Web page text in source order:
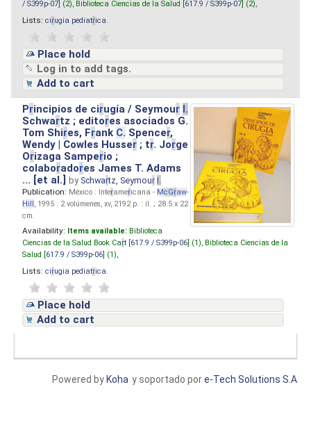
/ S399p-07 ] (2), Biblioteca Ciencias de la Salud [ 617.9 / S399p-07 ] (2),
Lists: cirugia pediatrica
Place hold
Log in to add tags.
Add to cart
Principios de cirugía / Seymour I.
Schwartz ; editores asociados G.
Tom Shires, Frank C. Spencer,
Wendy | Cowles Husser ; tr. Jorge
Orizaga Samperio ;
colaboradores James T. Adams
... [et al.]by Schwartz, Seymour I.
Publication: México : Interamericana - McGraw-
Hill, 1995 . 2 volúmenes, xv, 2192 p. : il. ; 28.5 x 22
cm.
Availability: Items available: Biblioteca
Ciencias de la Salud Book Cart [ 617.9 / S399p-06 ] (1), Biblioteca Ciencias de la
Salud [ 617.9 / S399p-06 ] (1),
Lists: cirugia pediatrica
Place hold
Add to cart
y soportado pore-Tech Solutions S.A
Powered by Koha